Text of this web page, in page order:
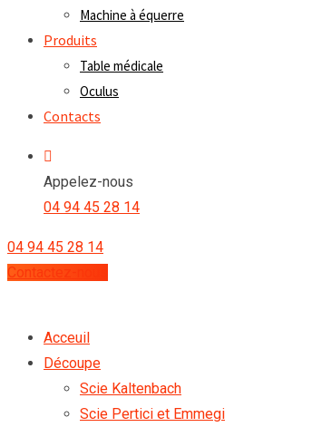
Machine à équerre
Produits
Table médicale
Oculus
Contacts
Appelez-nous
04 94 45 28 14
04 94 45 28 14
Contactez-nous
Acceuil
Découpe
Scie Kaltenbach
Scie Pertici et Emmegi